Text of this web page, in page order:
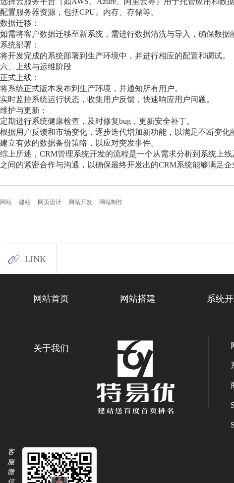
配置服务器资源，包括CPU、内存、存储等。
数据迁移：
如需将客户数据迁移至新系统，需进行数据清洗与导入，确保数据
系统部署：
将开发完成的系统部署到生产环境中，并进行相应的配置和调试。
六、上线与运维阶段
正式上线：
将系统正式版本发布到生产环境，并通知所有用户。
实时监控系统运行状态，收集用户反馈，快速响应用户问题。
维护与更新：
定期进行系统健康检查，及时修复bug，更新安全补丁。
根据用户反馈和市场变化，逐步迭代增加新功能，以满足不断变化
建立有效的数据备份策略，以应对突发事件。
综上所述，CRM管理系统开发的流程是一个从需求分析到系统上
之间的紧密合作与沟通，以确保最终开发出的CRM系统能够满足企
网站 建站 网页设计 网站开发 网站制作
LINK
网站首页 网站搭建 系统
关于我们
客
服
微